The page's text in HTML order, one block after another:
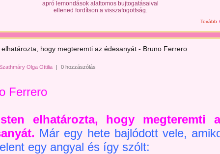
apró lemondások alattomos bujtogatásaival
ellened fordítson a visszafogottság.
Tovább
elhatározta, hogy megteremti az édesanyát - Bruno Ferrero
Olga Ottilia | 0 hozzászólás
Ferrero
elhatározta, hogy megteremti
Már egy hete bajlódott vele,
egy angyal és így szólt: